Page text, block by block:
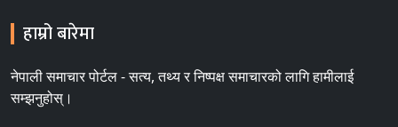
हाम्रो बारेमा
नेपाली समाचार पोर्टल - सत्य, तथ्य र निष्पक्ष समाचारको लागि हामीलाई
सम्झनुहोस्।